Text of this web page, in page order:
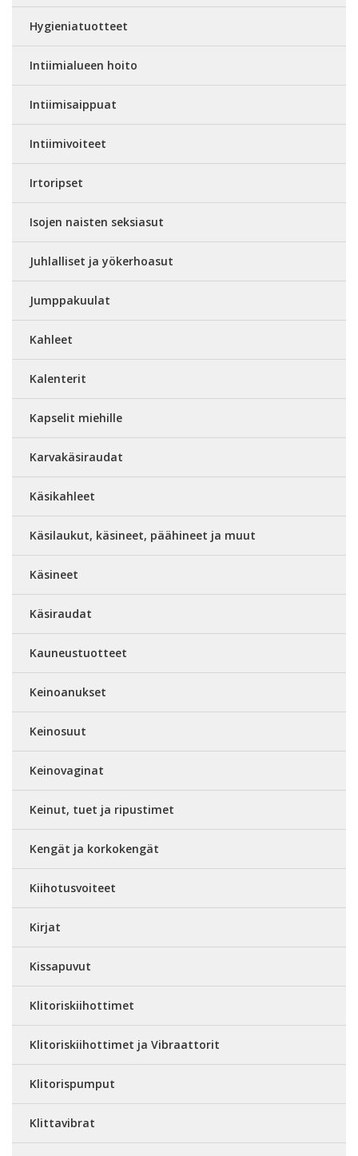
Hygieniatuotteet
Intiimialueen hoito
Intiimisaippuat
Intiimivoiteet
Irtoripset
Isojen naisten seksiasut
Juhlalliset ja yökerhoasut
Jumppakuulat
Kahleet
Kalenterit
Kapselit miehille
Karvakäsiraudat
Käsikahleet
Käsilaukut, käsineet, päähineet ja muut
Käsineet
Käsiraudat
Kauneustuotteet
Keinoanukset
Keinosuut
Keinovaginat
Keinut, tuet ja ripustimet
Kengät ja korkokengät
Kiihotusvoiteet
Kirjat
Kissapuvut
Klitoriskiihottimet
Klitoriskiihottimet ja Vibraattorit
Klitorispumput
Klittavibrat